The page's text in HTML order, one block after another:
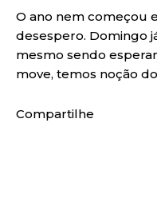
O ano nem começou
desespero. Domingo
mesmo sendo
move, temos noção
Compartilhe